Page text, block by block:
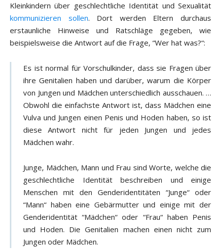
Kleinkindern über geschlechtliche Identität und Sexualität
kommunizieren sollen. Dort werden Eltern durchaus
erstaunliche Hinweise und Ratschläge gegeben, wie
beispielsweise die Antwort auf die Frage, “Wer hat was?“:
Es ist normal für Vorschulkinder, dass sie Fragen über
ihre Genitalien haben und darüber, warum die Körper
von Jungen und Mädchen unterschiedlich ausschauen. …
Obwohl die einfachste Antwort ist, dass Mädchen eine
Vulva und Jungen einen Penis und Hoden haben, so ist
diese Antwort nicht für jeden Jungen und jedes
Mädchen wahr.
Junge, Mädchen, Mann und Frau sind Worte, welche die
geschlechtliche Identität beschreiben und einige
Menschen mit den Genderidentitäten “Junge“ oder
“Mann“ haben eine Gebärmutter und einige mit der
Genderidentität “Mädchen“ oder “Frau“ haben Penis
und Hoden. Die Genitalien machen einen nicht zum
Jungen oder Mädchen.